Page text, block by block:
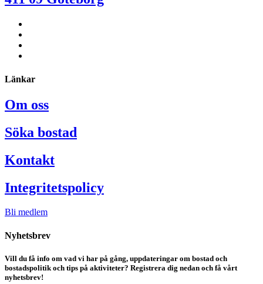
Länkar
Om oss
Söka bostad
Kontakt
Integritetspolicy
Bli medlem
Nyhetsbrev
Vill du få info om vad vi har på gång, uppdateringar om bostad och
bostadspolitik och tips på aktiviteter? Registrera dig nedan och få vårt
nyhetsbrev!